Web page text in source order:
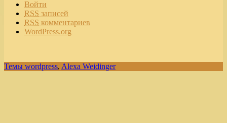
Войти
RSS записей
RSS комментариев
WordPress.org
Темы wordpress, Alexa Weidinger